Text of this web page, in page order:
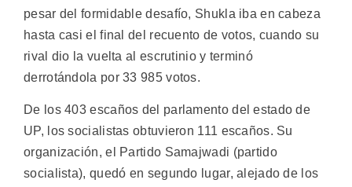
pesar del formidable desafío, Shukla iba en cabeza
hasta casi el final del recuento de votos, cuando su
rival dio la vuelta al escrutinio y terminó
derrotándola por 33 985 votos.
De los 403 escaños del parlamento del estado de
UP, los socialistas obtuvieron 111 escaños. Su
organización, el Partido Samajwadi (partido
socialista), quedó en segundo lugar, alejado de los